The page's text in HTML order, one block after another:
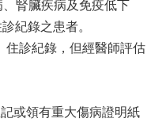
、腎臟疾病及免疫低下
紀錄之患者。
住診紀錄，但經醫師評估
或領有重大傷病證明紙